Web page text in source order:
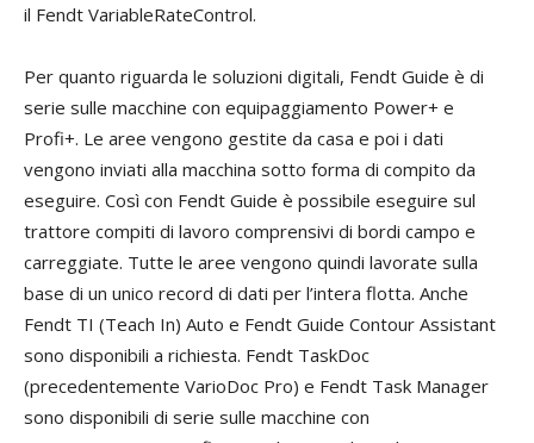
il Fendt VariableRateControl.
Per quanto riguarda le soluzioni digitali, Fendt Guide è di
serie sulle macchine con equipaggiamento Power+ e
Profi+. Le aree vengono gestite da casa e poi i dati
vengono inviati alla macchina sotto forma di compito da
eseguire. Così con Fendt Guide è possibile eseguire sul
trattore compiti di lavoro comprensivi di bordi campo e
carreggiate. Tutte le aree vengono quindi lavorate sulla
base di un unico record di dati per l’intera flotta. Anche
Fendt TI (Teach In) Auto e Fendt Guide Contour Assistant
sono disponibili a richiesta. Fendt TaskDoc
(precedentemente VarioDoc Pro) e Fendt Task Manager
sono disponibili di serie sulle macchine con